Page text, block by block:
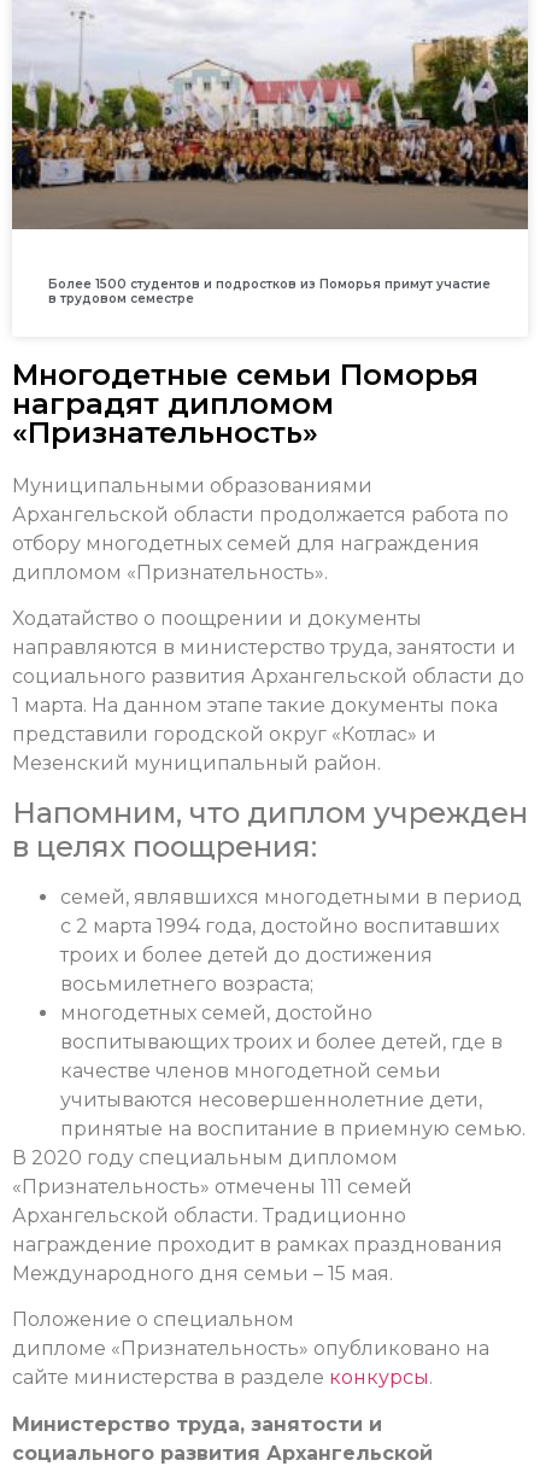
Более 1500 студентов и подростков из Поморья примут участие
в трудовом семестре
Многодетные семьи Поморья
наградят дипломом
«Признательность»
Муниципальными образованиями
Архангельской области продолжается работа по
отбору многодетных семей для награждения
дипломом «Признательность».
Ходатайство о поощрении и документы
направляются в министерство труда, занятости и
социального развития Архангельской области до
1 марта. На данном этапе такие документы пока
представили городской округ «Котлас» и
Мезенский муниципальный район.
Напомним, что диплом учрежден
в целях поощрения:
семей, являвшихся многодетными в период
с 2 марта 1994 года, достойно воспитавших
троих и более детей до достижения
восьмилетнего возраста;
многодетных семей, достойно
воспитывающих троих и более детей, где в
качестве членов многодетной семьи
учитываются несовершеннолетние дети,
принятые на воспитание в приемную семью.
В 2020 году специальным дипломом
«Признательность» отмечены 111 семей
Архангельской области. Традиционно
награждение проходит в рамках празднования
Международного дня семьи – 15 мая.
Положение о специальном
дипломе «Признательность» опубликовано на
сайте министерства в разделе конкурсы.
Министерство труда, занятости и
социального развития Архангельской